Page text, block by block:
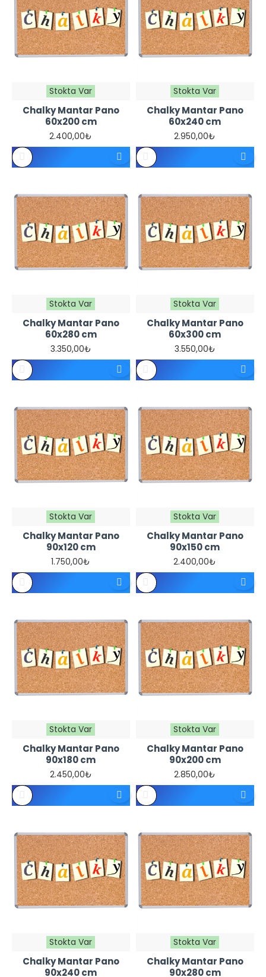
Stokta Var
Chalky Mantar Pano
60x200 cm
2.400,00₺
Stokta Var
Chalky Mantar Pano
60x240 cm
2.950,00₺
Stokta Var
Chalky Mantar Pano
60x280 cm
3.350,00₺
Stokta Var
Chalky Mantar Pano
60x300 cm
3.550,00₺
Stokta Var
Chalky Mantar Pano
90x120 cm
1.750,00₺
Stokta Var
Chalky Mantar Pano
90x150 cm
2.400,00₺
Stokta Var
Chalky Mantar Pano
90x180 cm
2.450,00₺
Stokta Var
Chalky Mantar Pano
90x200 cm
2.850,00₺
Stokta Var
Chalky Mantar Pano
90x240 cm
Stokta Var
Chalky Mantar Pano
90x280 cm